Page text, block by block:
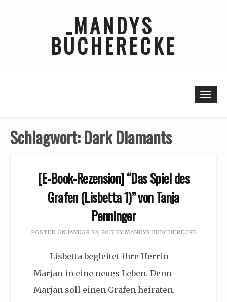
MANDYS
BÜCHERECKE
Schlagwort:Dark Diamants
[E-Book-Rezension] “Das Spiel des
Grafen (Lisbetta 1)” von Tanja
Penninger
POSTED ON JANUAR 30, 2017BY MANDYS BUECHERECKE
Lisbetta begleitet ihre Herrin
Marjan in eine neues Leben. Denn
Marjan soll einen Grafen heiraten.